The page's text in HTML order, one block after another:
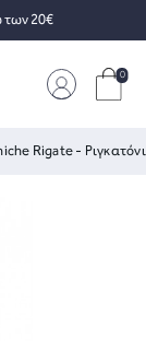
20€
0
Rigate -